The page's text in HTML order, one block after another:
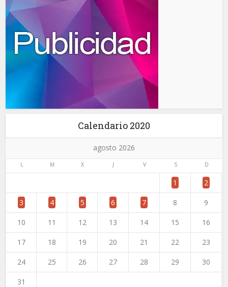
Calendario 2020
agosto 2026
L M X J V S D
1 2
3 4 5 6 7 8 9
10 11 12 13 14 15 16
17 18 19 20 21 22 23
24 25 26 27 28 29 30
31